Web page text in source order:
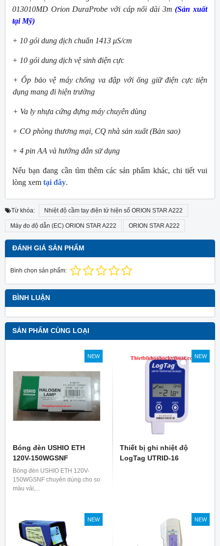
013010MD Orion DuraProbe với cáp nối dài 3m(Sản xuất
tại Mỹ)
+ 10 gói dung dịch chuẩn 1413 μS/cm
+ 10 gói dung dịch vệ sinh điện cực
+ Ốp bảo vệ máy chống va đập với ống giữ điện cực tiện
dụng mang đi hiện trường
+ Va ly nhựa cứng đựng máy chuyên dùng
+ CO phòng thương mại, CQ nhà sản xuất (Bản sao)
+ 4 pin AA và hướng dẫn sử dụng
Nếu bạn đang cần tìm thêm các sản phẩm khác, chi tiết vui
lòng xem tại đây.
Từ khóa: Nhiệt độ cầm tay điện tử hiện số ORION STAR A222
Máy đo độ dẫn (EC) ORION STAR A222 ORION STAR A222
ĐÁNH GIÁ SẢN PHẨM
Bình chọn sản phẩm:
BÌNH LUẬN
SẢN PHẨM CÙNG LOẠI
NEW
Bóng đèn USHIO ETH
120V-150WGSNF
Bóng đèn USHIO ETH 120V-
150WGSNF chuyên dùng cho so
màu vải,...
NEW
Thiết bị ghi nhiệt độ
LogTag UTRID-16
NEW NEW